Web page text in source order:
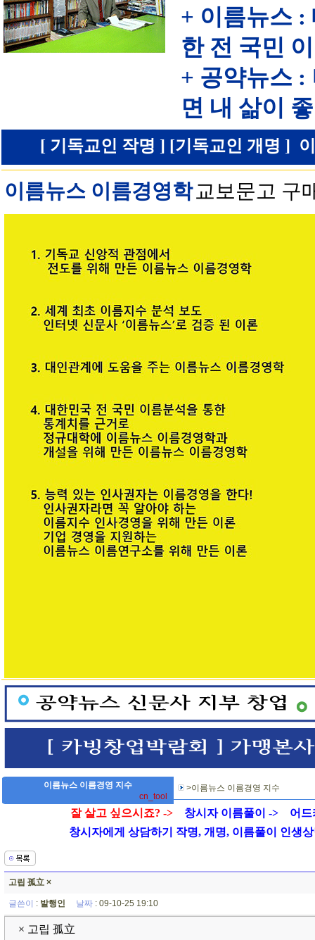
+ 이름뉴스 :
한 전 국민
+ 공약뉴스 :
면 내 삶이
[ 기독교인 작명 ] [기독교인 개명 ]
이름뉴스 이름경영학 교보문고 구
이름뉴스 이름경영 지수
cn_tool
>이름뉴스 이름경영 지수
잘 살고 싶으시죠? -> 창시자 이름풀이 ->
어드
창시자에게 상담하기 작명, 개명, 이름풀이 인생상
고립 孤立 ×
글쓴이 : 발행인 날짜: 09-10-25 19:10
× 고립 孤立